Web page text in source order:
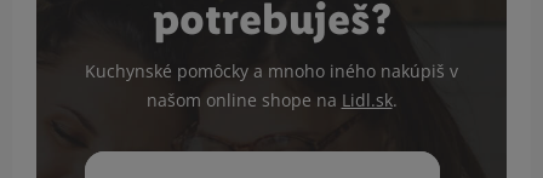
potrebuješ?
Kuchynské pomôcky a mnoho iného nakúpiš v
našom online shope na Lidl.sk.